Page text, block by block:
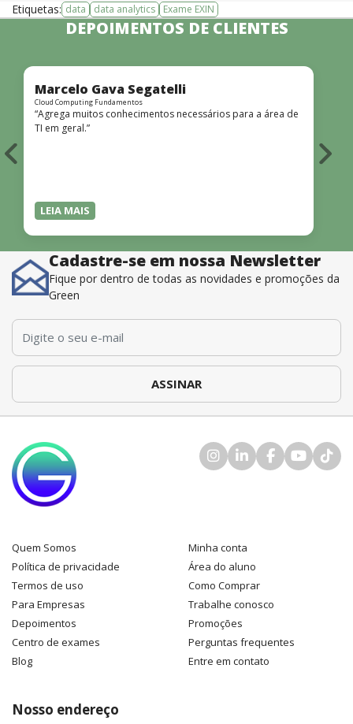
Etiquetas: data data analytics Exame EXIN
DEPOIMENTOS DE CLIENTES
Marcelo Gava Segatelli
Cloud Computing Fundamentos
“Agrega muitos conhecimentos necessários para a área de
TI em geral.”
LEIA MAIS
Cadastre-se em nossa Newsletter
Fique por dentro de todas as novidades e promoções da
Green
E-mail
Quem Somos
Política de privacidade
Termos de uso
Para Empresas
Depoimentos
Centro de exames
Blog
Minha conta
Área do aluno
Como Comprar
Trabalhe conosco
Promoções
Perguntas frequentes
Entre em contato
Nosso endereço